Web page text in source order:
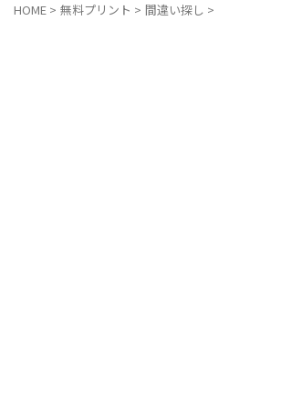
HOME > 無料プリント > 間違い探し >